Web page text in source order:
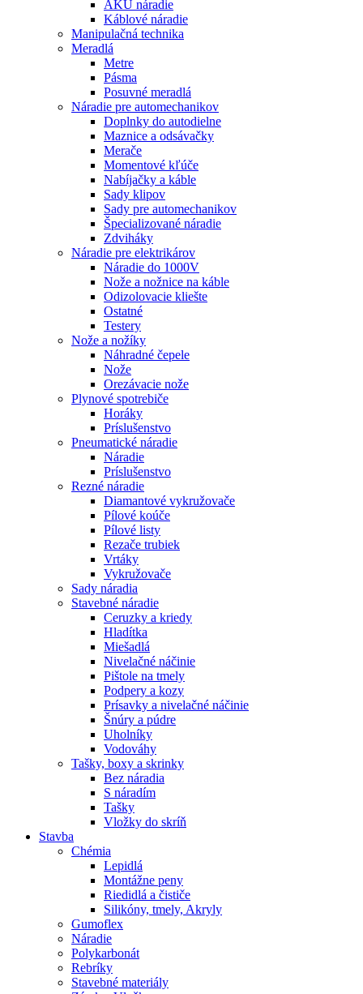
AKU náradie
Káblové náradie
Manipulačná technika
Meradlá
Metre
Pásma
Posuvné meradlá
Náradie pre automechanikov
Doplnky do autodielne
Maznice a odsávačky
Merače
Momentové kľúče
Nabíjačky a káble
Sady klipov
Sady pre automechanikov
Špecializované náradie
Zdviháky
Náradie pre elektrikárov
Náradie do 1000V
Nože a nožnice na káble
Odizolovacie kliešte
Ostatné
Testery
Nože a nožíky
Náhradné čepele
Nože
Orezávacie nože
Plynové spotrebiče
Horáky
Príslušenstvo
Pneumatické náradie
Náradie
Príslušenstvo
Rezné náradie
Diamantové vykružovače
Pílové koúče
Pílové listy
Rezače trubiek
Vrtáky
Vykružovače
Sady náradia
Stavebné náradie
Ceruzky a kriedy
Hladítka
Miešadlá
Nivelačné náčinie
Pištole na tmely
Podpery a kozy
Prísavky a nivelačné náčinie
Šnúry a púdre
Uholníky
Vodováhy
Tašky, boxy a skrinky
Bez náradia
S náradím
Tašky
Vložky do skríň
Stavba
Chémia
Lepidlá
Montážne peny
Riedidlá a čističe
Silikóny, tmely, Akryly
Gumoflex
Náradie
Polykarbonát
Rebríky
Stavebné materiály